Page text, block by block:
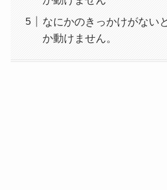
なにかのきっかけがない
か動けません。